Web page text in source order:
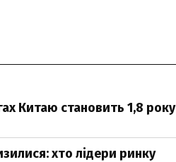
Китаю становить 1,8 року
хто лідери ринку